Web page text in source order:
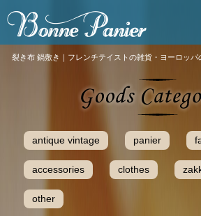
裂き布 鍋敷き｜フレンチテイストの雑貨・ヨーロッパ
antique vintage panier
accessories clothes
other